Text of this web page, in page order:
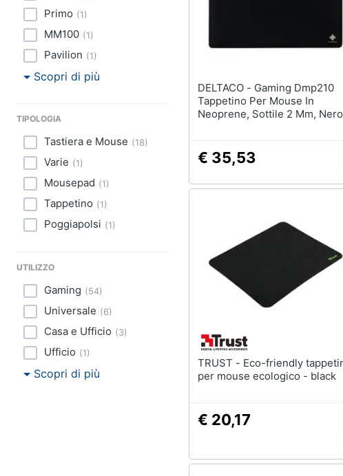
Primo (1)
MM100 (1)
Pavilion (1)
Scopri di più
TIPOLOGIA
Tastiera e Mouse (18)
Varie (1)
Mousepad (1)
Tappetino (1)
Poggiapolsi (1)
UTILIZZO
Gaming (54)
Universale (6)
Casa e Ufficio (3)
Ufficio (1)
Scopri di più
DELTACO - Gaming Dmp210
Tappetino Per Mouse In
Neoprene, Sottile 2 Mm, Nero
€ 35,53
TRUST - Eco-friendly tappetino
per mouse ecologico - black
€ 20,17